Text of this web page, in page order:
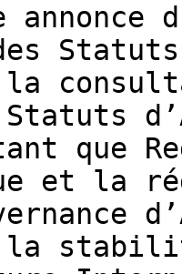
annonce
Statuts
que
et la